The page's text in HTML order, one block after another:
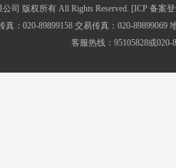
司 版权所有 All Rights Reserved. [ICP 备案
真：020-89899158 交易传真：020-
客服热线：95105828或020-